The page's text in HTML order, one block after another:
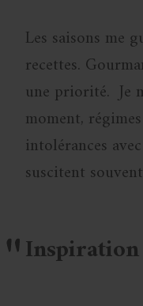
Les saisons me
recettes.
une priorité. Je
moment,
intolérances
suscitent